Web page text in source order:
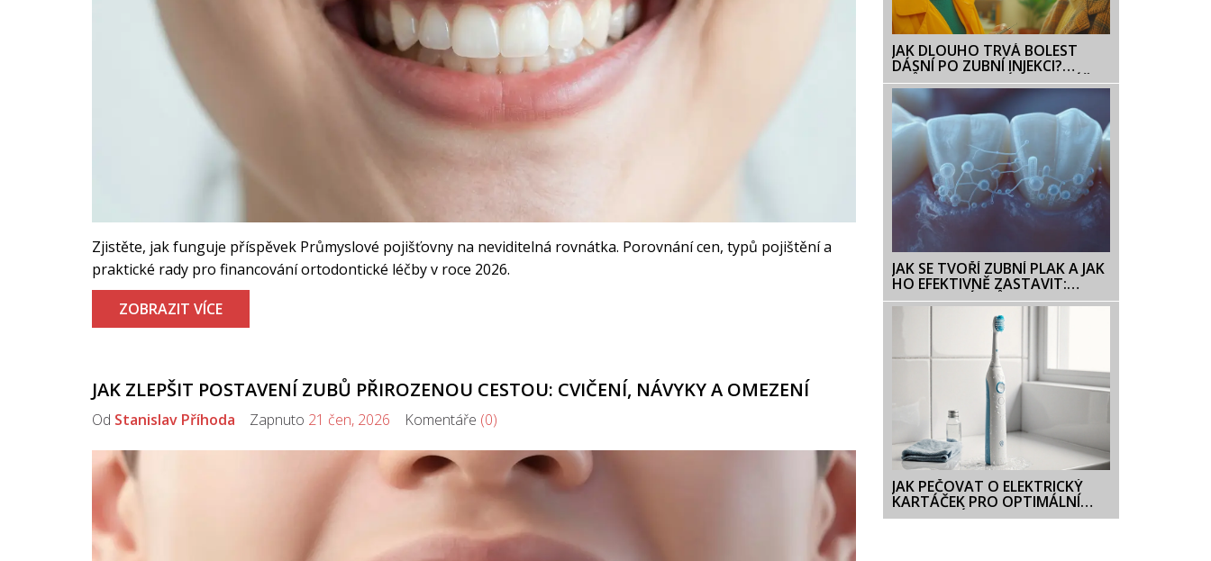
Zjistěte, jak funguje příspěvek Průmyslové pojišťovny na neviditelná rovnátka. Porovnání cen, typů pojištění a
praktické rady pro financování ortodontické léčby v roce 2026.
ZOBRAZIT VÍCE
JAK ZLEPŠIT POSTAVENÍ ZUBŮ PŘIROZENOU CESTOU: CVIČENÍ, NÁVYKY A OMEZENÍ
Od Stanislav Příhoda Zapnuto 21 čen, 2026 Komentáře (0)
JAK DLOUHO TRVÁ BOLEST
DÁSNÍ PO ZUBNÍ INJEKCI?
PRŮVODCE PRO ÚLEVU A PÉČI
JAK SE TVOŘÍ ZUBNÍ PLAK A JAK
HO EFEKTIVNĚ ZASTAVIT:
KOMPLETNÍ PRŮVODCE
JAK PEČOVAT O ELEKTRICKÝ
KARTÁČEK PRO OPTIMÁLNÍ
HYGIENU ÚST